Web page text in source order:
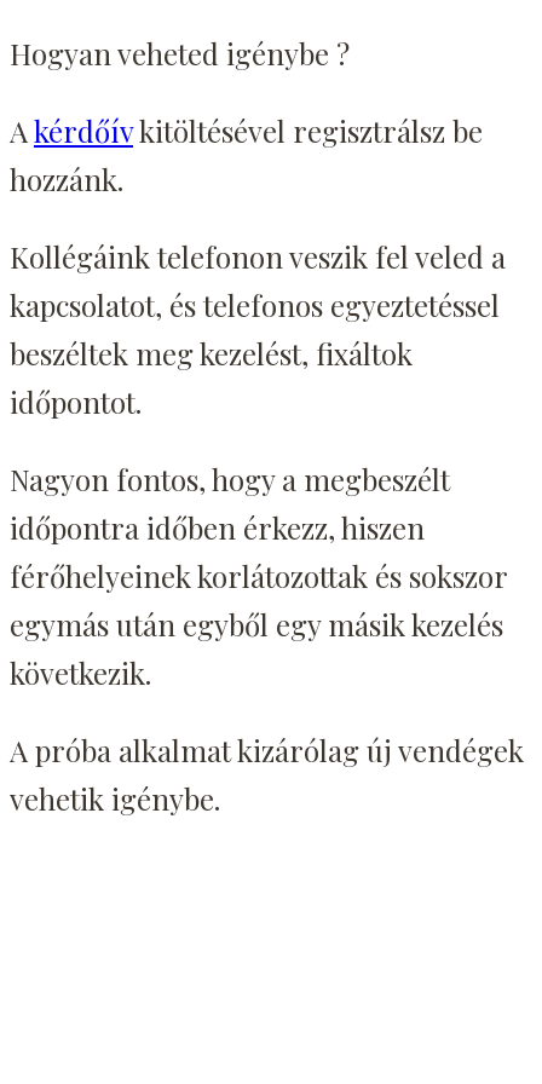
Hogyan veheted igénybe ?
Akérdőívkitöltésével regisztrálsz be
hozzánk.
Kollégáink telefonon veszik fel veled a
kapcsolatot, és telefonos egyeztetéssel
beszéltek meg kezelést, fixáltok
időpontot.
Nagyon fontos, hogy a megbeszélt
időpontra időben érkezz, hiszen
férőhelyeinek korlátozottak és sokszor
egymás után egyből egy másik kezelés
következik.
A próba alkalmat kizárólag új vendégek
vehetik igénybe.